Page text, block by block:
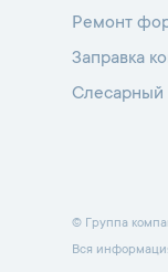
Ремонт
Заправка
© Группа
Вся